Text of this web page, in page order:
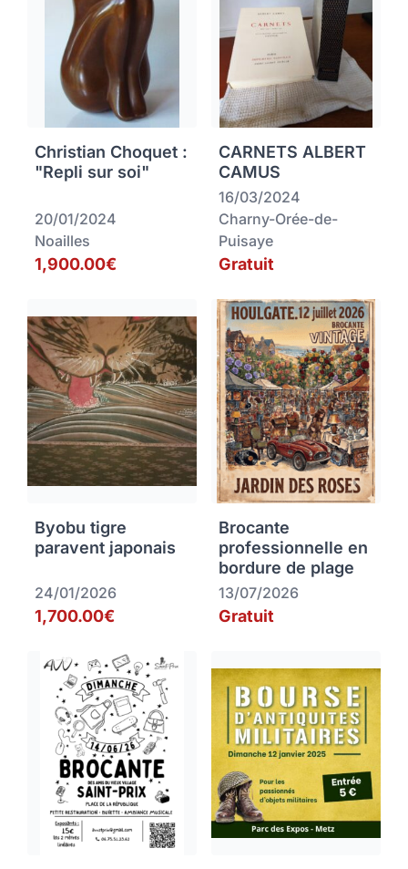
Christian Choquet :
"Repli sur soi"
20/01/2024
Noailles
1,900.00€
CARNETS ALBERT
CAMUS
16/03/2024
Charny-Orée-de-
Puisaye
Gratuit
Byobu tigre
paravent japonais
24/01/2026
1,700.00€
Brocante
professionnelle en
bordure de plage
13/07/2026
Gratuit